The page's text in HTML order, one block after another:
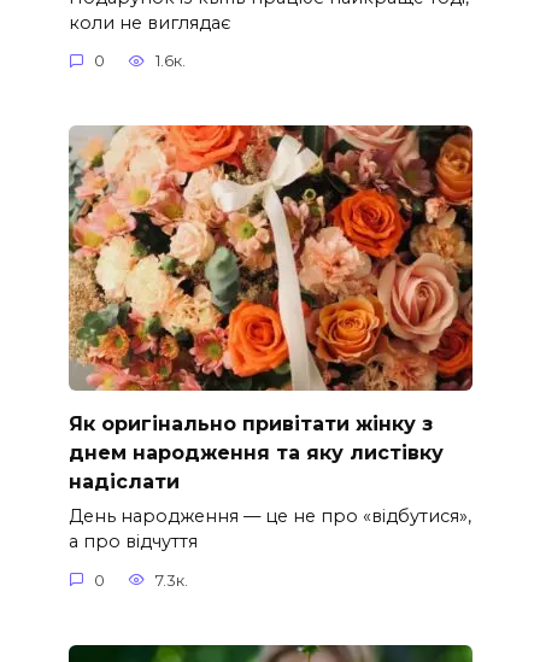
коли не виглядає
0 1.6к.
Як оригінально привітати жінку з
днем народження та яку листівку
надіслати
День народження — це не про «відбутися»,
а про відчуття
0 7.3к.